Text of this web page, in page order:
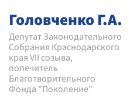
Головченко Г.А.
Депутат Законодательного
Собрания Краснодарского
края VII созыва,
попечитель
Благотворительного
Фонда "Поколение"